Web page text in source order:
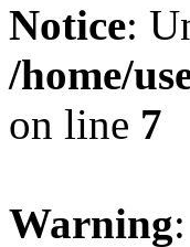
Notice:
/home/
on line 7
Warning